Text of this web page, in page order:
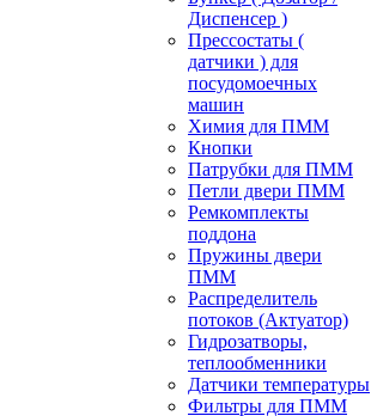
Диспенсер )
Прессостаты (
датчики ) для
посудомоечных
машин
Химия для ПММ
Кнопки
Патрубки для ПММ
Петли двери ПММ
Ремкомплекты
поддона
Пружины двери
ПММ
Распределитель
потоков (Актуатор)
Гидрозатворы,
теплообменники
Датчики температуры
Фильтры для ПММ